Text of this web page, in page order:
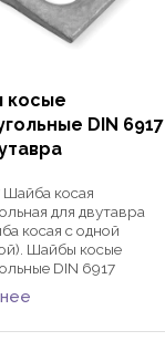
косые
DIN 6917
Шайба косая
для двутавра
косая с одной
Шайбы косые
DIN 6917
для
болтов и гаек с